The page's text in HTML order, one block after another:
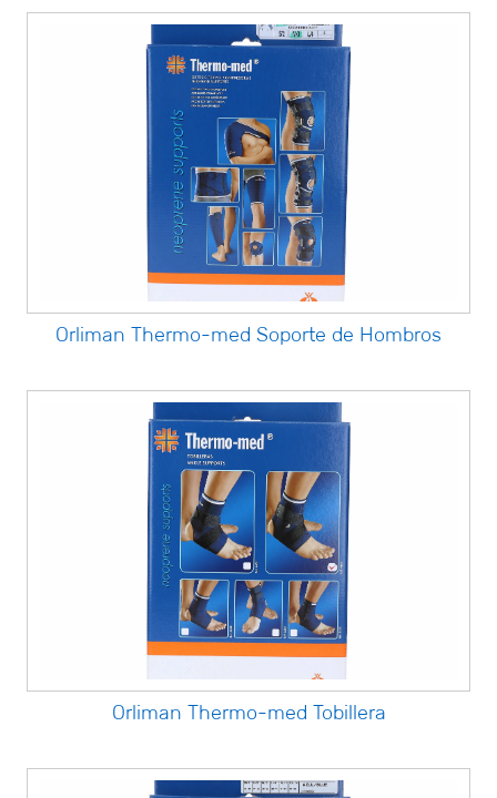
Orliman Thermo-med Soporte de Hombros
Orliman Thermo-med Tobillera